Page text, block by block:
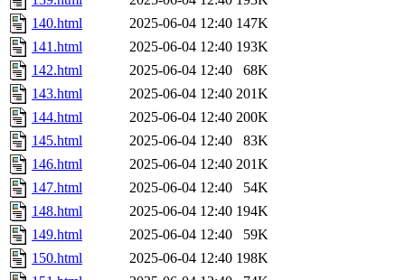
140.html
2025-06-04 12:40 147K
141.html
2025-06-04 12:40 193K
142.html
2025-06-04 12:40
68K
143.html
2025-06-04 12:40 201K
144.html
2025-06-04 12:40 200K
145.html
2025-06-04 12:40
83K
146.html
2025-06-04 12:40 201K
147.html
2025-06-04 12:40
54K
148.html
2025-06-04 12:40 194K
149.html
2025-06-04 12:40
59K
150.html
2025-06-04 12:40 198K